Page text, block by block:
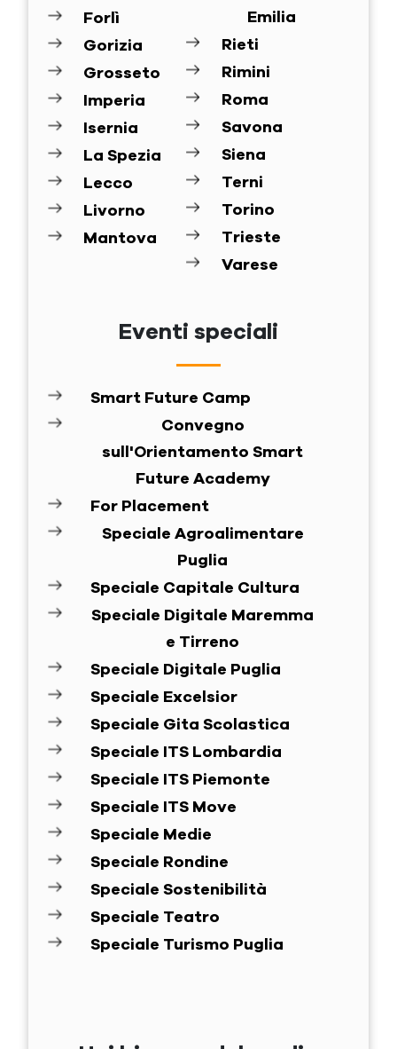
Forlì
Gorizia
Grosseto
Imperia
Isernia
La Spezia
Lecco
Livorno
Mantova
Emilia
Rieti
Rimini
Roma
Savona
Siena
Terni
Torino
Trieste
Varese
Eventi speciali
Smart Future Camp
Convegno
sull'Orientamento Smart
Future Academy
For Placement
Speciale Agroalimentare
Puglia
Speciale Capitale Cultura
Speciale Digitale Maremma
e Tirreno
Speciale Digitale Puglia
Speciale Excelsior
Speciale Gita Scolastica
Speciale ITS Lombardia
Speciale ITS Piemonte
Speciale ITS Move
Speciale Medie
Speciale Rondine
Speciale Sostenibilità
Speciale Teatro
Speciale Turismo Puglia